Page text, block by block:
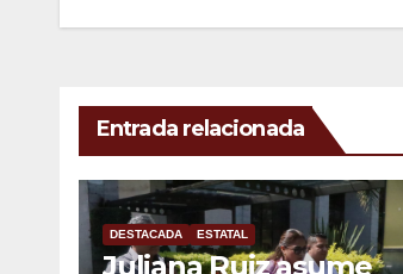
entradas
Entrada relacionada
DESTACADA ESTATAL
Juliana Ruiz asume